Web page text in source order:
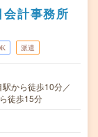
計事務所
派遣
から徒歩10分／
徒歩15分